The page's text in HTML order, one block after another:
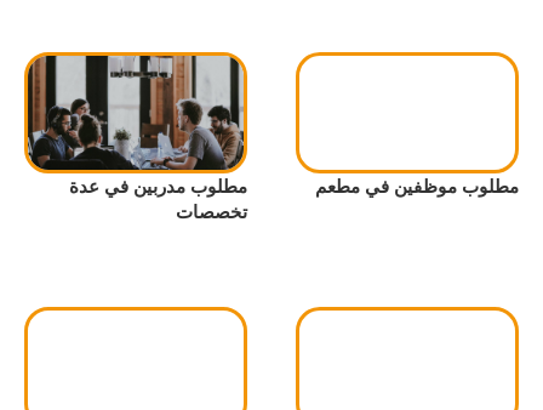
مطلوب موظفين في مطعم
مطلوب مدربين في عدة
تخصصات